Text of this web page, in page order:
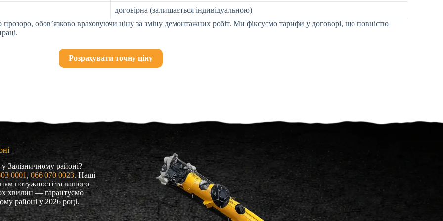
договірна (залишається індивідуальною)
обов’язково враховуючи ціну за зміну демонтажних робіт. Ми фіксуємо тарифи у договорі, що повністю
Розрахувати точну ціну
Залізничному районі?
0001, 066 070 0023. Наші
потужності та вашого
хвилин — гарантуємо
районі у 2026 році.